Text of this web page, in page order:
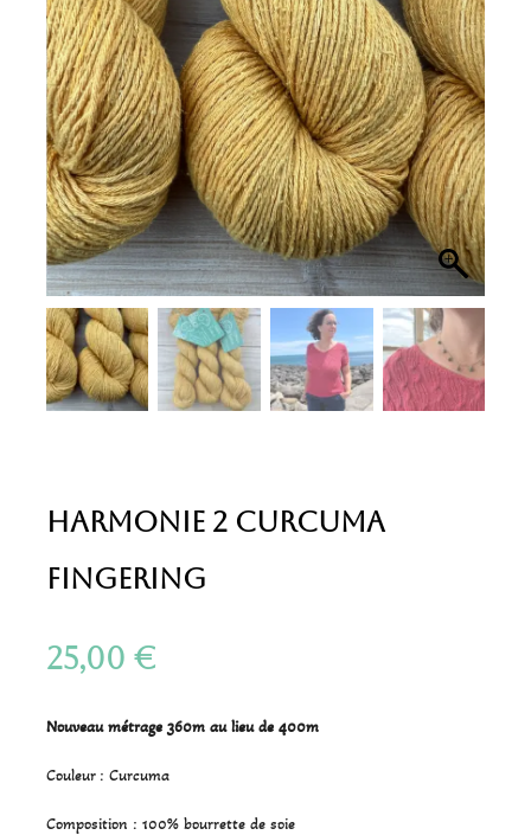
Harmonie 2 Curcuma
Fingering
25,00 €
Nouveau métrage 360m au lieu de 400m
Couleur : Curcuma
Composition : 100% bourrette de soie